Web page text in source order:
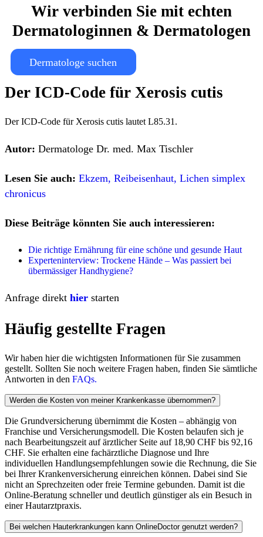
Wir verbinden Sie mit echten
Dermatologinnen & Dermatologen
Dermatologe suchen
Der ICD-Code für Xerosis cutis
Der ICD-Code für Xerosis cutis lautet L85.31.
Autor: Dermatologe Dr. med. Max Tischler
Lesen Sie auch: Ekzem, Reibeisenhaut, Lichen simplex
chronicus
Diese Beiträge könnten Sie auch interessieren:
Die richtige Ernährung für eine schöne und gesunde Haut
Experteninterview: Trockene Hände – Was passiert bei
übermässiger Handhygiene?
Anfrage direkt hier starten
Häufig gestellte Fragen
Wir haben hier die wichtigsten Informationen für Sie zusammen
gestellt. Sollten Sie noch weitere Fragen haben, finden Sie sämtliche
Antworten in den FAQs.
Werden die Kosten von meiner Krankenkasse übernommen?
Die Grundversicherung übernimmt die Kosten – abhängig von
Franchise und Versicherungsmodell. Die Kosten belaufen sich je
nach Bearbeitungszeit auf ärztlicher Seite auf 18,90 CHF bis 92,16
CHF. Sie erhalten eine fachärztliche Diagnose und Ihre
individuellen Handlungsempfehlungen sowie die Rechnung, die Sie
bei Ihrer Krankenversicherung einreichen können. Dabei sind Sie
nicht an Sprechzeiten oder freie Termine gebunden. Damit ist die
Online-Beratung schneller und deutlich günstiger als ein Besuch in
einer Hautarztpraxis.
Bei welchen Hauterkrankungen kann OnlineDoctor genutzt werden?